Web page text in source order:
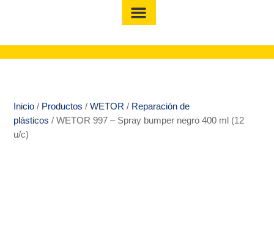
Inicio / Productos / WETOR / Reparación de
plásticos / WETOR 997 – Spray bumper negro 400 ml (12
u/c)